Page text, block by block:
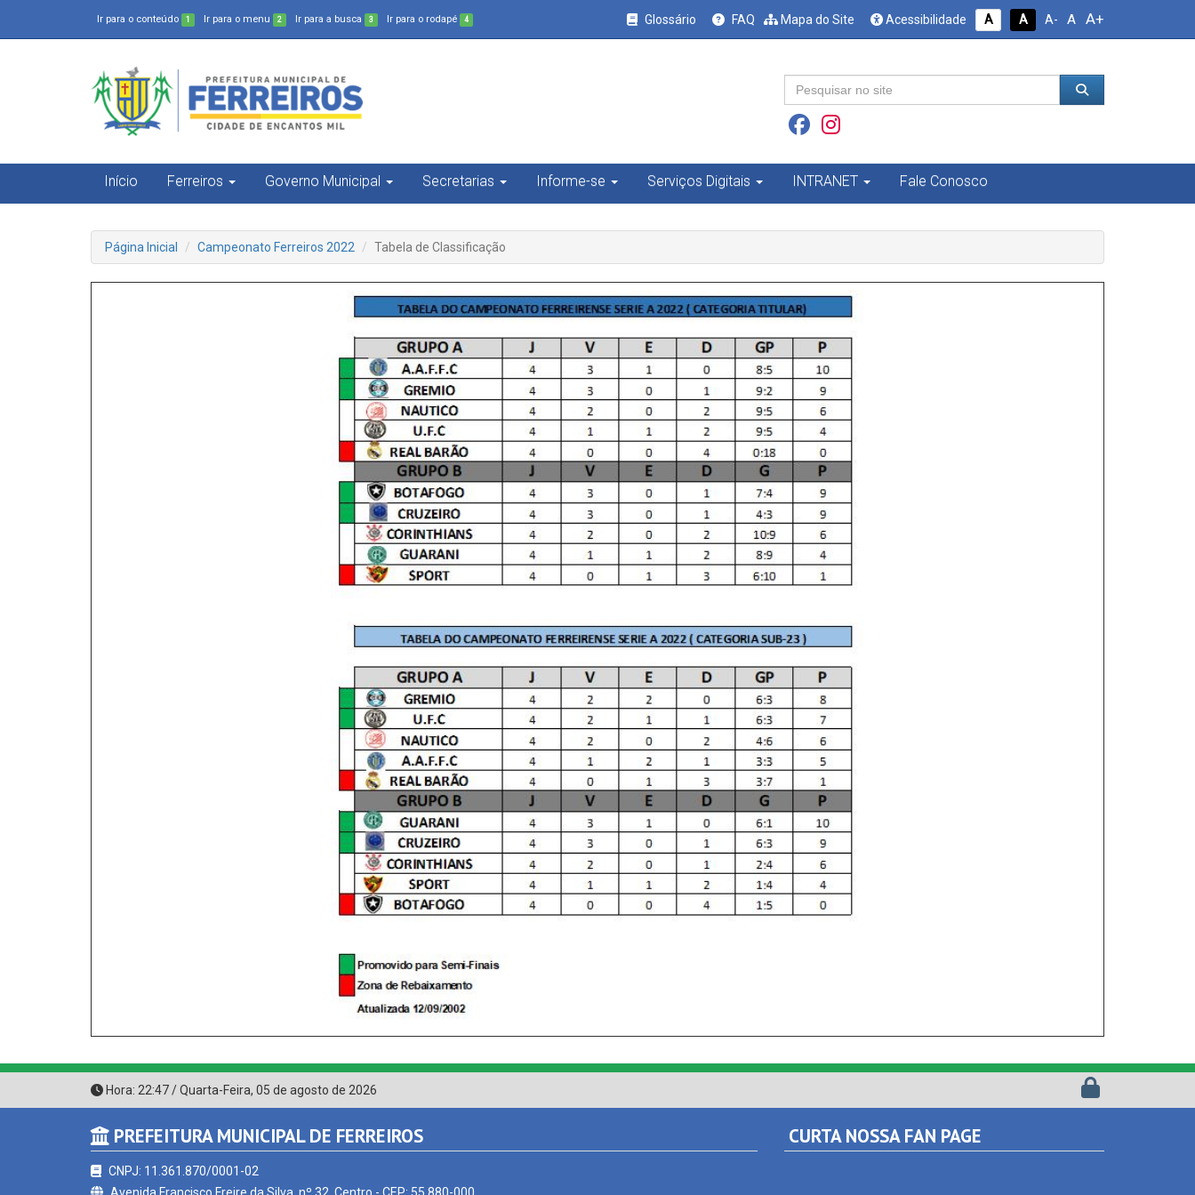
Ir para o conteúdo 1 Ir para o menu 2 Ir para a busca 3 Ir para o rodapé 4 Glossário FAQ Mapa do Site Acessibilidade A A A- A A+
Início Ferreiros Governo Municipal Secretarias Informe-se Serviços Digitais INTRANET Fale Conosco
Página Inicial Campeonato Ferreiros 2022 Tabela de Classificação
Hora: 22:47/Quarta-Feira, 05 de agosto de 2026
PREFEITURA MUNICIPAL DE FERREIROS
CNPJ: 11.361.870/0001-02
CURTA NOSSA FAN PAGE